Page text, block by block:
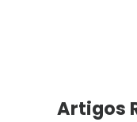
Artigos